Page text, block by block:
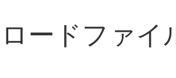
ードファイ